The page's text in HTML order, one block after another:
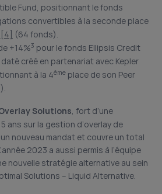
Fund, positionnant le fonds
convertibles à la seconde place
[4]
(64 fonds).
+14%3 pour le fonds Ellipsis Credit
créé en partenariat avec Kepler
à la 4ème place de son Peer
Solutions, fort d’une
ans sur la gestion d’overlay de
nouveau mandat et couvre un total
2023 a aussi permis à l’équipe
nouvelle stratégie alternative au sein
Solutions – Liquid Alternative.